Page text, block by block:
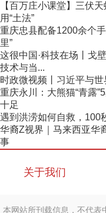
【百万庄小课堂】三伏
用“土法”
重庆忠县配备1200余个
里”
这很中国·科技在场丨戈
技术与当...
时政微视频丨习近平与
重庆永川：大熊猫“青露
十足
遇到洪涝如何自救，100
华裔Z视界｜马来西亚华
事
关于我们
本网站所刊载信息，不代表